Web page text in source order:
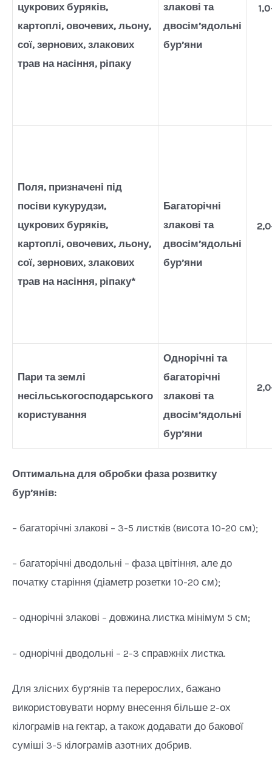
цукрових буряків,
картоплі, овочевих, льону,
сої, зернових, злакових
трав на насіння, ріпаку
злакові та
двосім’ядольні
бур’яни
Поля, призначені під
посіви кукурудзи,
цукрових буряків,
картоплі, овочевих, льону,
сої, зернових, злакових
трав на насіння, ріпаку*
Багаторічні
злакові та
двосім’ядольні
бур’яни
Пари та землі
несільськогосподарського
користування
Однорічні та
багаторічні
злакові та
двосім’ядольні
бур’яни
Оптимальна для обробки фаза розвитку
бур’янів:
– багаторічні злакові – 3-5 листків (висота 10-20 см);
– багаторічні дводольні – фаза цвітіння, але до
початку старіння (діаметр розетки 10-20 см);
– однорічні злакові – довжина листка мінімум 5 см;
– однорічні дводольні – 2-3 справжніх листка.
Для злісних бур’янів та перерослих, бажано
використовувати норму внесення більше 2-ох
кілограмів на гектар, а також додавати до бакової
суміші 3-5 кілограмів азотних добрив.